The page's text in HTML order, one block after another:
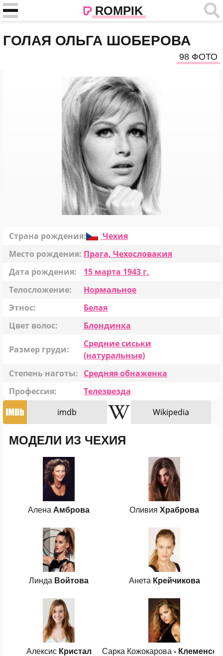
ROMPIK
ГОЛАЯ ОЛЬГА ШОБЕРОВА
98 ФОТО
Страна рождения:
Чехия
Место рождения: Прага, Чехословакия
Дата рождения:
15 марта 1943 г.
Телосложение:
Нормальное
Этнос:
Белая
Цвет волос:
Блондинка
Размер груди:
Средние сиськи
(натуральные)
Степень наготы: Средняя обнаженка
Профессия:
Телезвезда
imdb
Wikipedia
МОДЕЛИ ИЗ ЧЕХИЯ
Алена Амброва Оливия Храброва
Линда Войтова Анета Крейчикова
Алексис Кристал Сарка Кожокарова -